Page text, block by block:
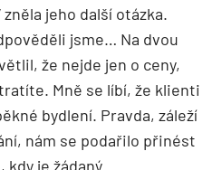
jeho další otázka.
jsme… Na dvou
že nejde jen o ceny,
Mně se líbí, že klienti
bydlení. Pravda, záleží
nám se podařilo přinést
kdy je žádaný